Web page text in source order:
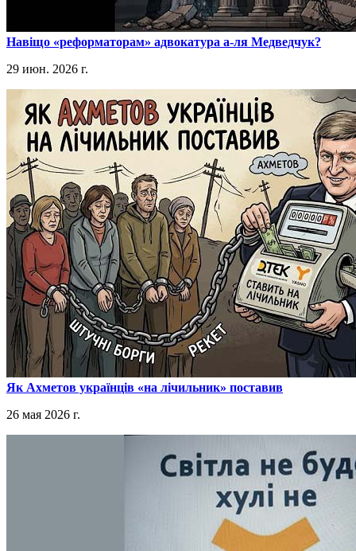
​Навіщо «реформаторам» адвокатура а-ля Медведчук?
29 июн. 2026 г.
​Як Ахметов українців «на лічильник» поставив
26 мая 2026 г.